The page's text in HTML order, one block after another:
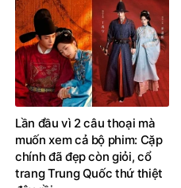
Lần đầu vì 2 câu thoại mà
muốn xem cả bộ phim: Cặp
chính đã đẹp còn giỏi, cổ
trang Trung Quốc thứ thiệt